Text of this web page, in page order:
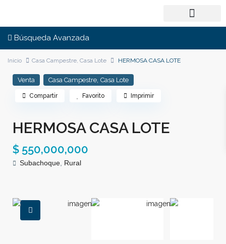
Búsqueda Avanzada
Inicio Casa Campestre,Casa Lote HERMOSA CASA LOTE
Venta Casa Campestre ,Casa Lote
HERMOSA CASA LOTE
$ 550,000,000
Subachoque Rural
Compartir Favorito Imprimir